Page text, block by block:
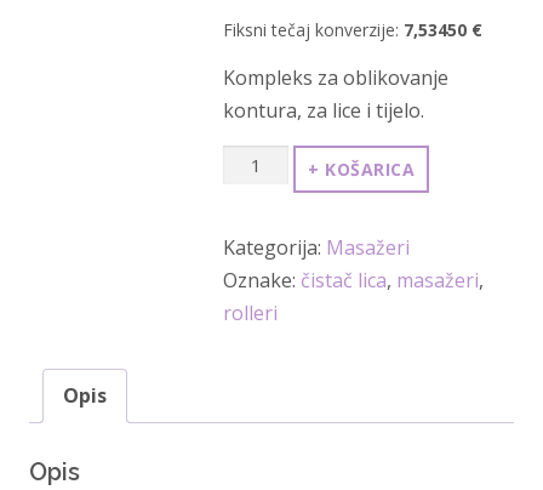
Fiksni tečaj konverzije: 7,53450 €
Kompleks za oblikovanje
kontura, za lice i tijelo.
Masažer
i
tijelo
contour
-
+ KOŠARICA
Kategorija: Masažeri
Oznake: čistač lica, masažeri,
rolleri
Opis
Opis